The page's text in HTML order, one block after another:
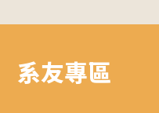
系友專區